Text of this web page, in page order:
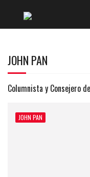
JOHN PAN
Columnista y Consejero
JOHN PAN